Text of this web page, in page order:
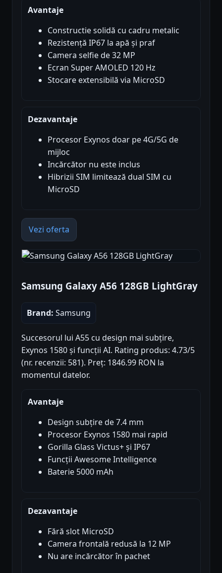
Avantaje
Constructie solidă cu cadru metalic
Rezistență IP67 la apă și praf
Camera selfie de 32 MP
Ecran Super AMOLED 120 Hz
Stocare extensibilă via MicroSD
Dezavantaje
Procesor Exynos doar pe 4G/5G de
mijloc
Incărcător nu este inclus
Hibrizii SIM limitează dual SIM cu
MicroSD
Vezi oferta
Samsung Galaxy A56 128GB LightGray
Brand: Samsung
Succesorul lui A55 cu design mai subțire,
Exynos 1580 și funcții AI. Rating produs: 4.73/5
(nr. recenzii: 581). Preț: 1846.99 RON la
momentul datelor.
Avantaje
Design subțire de 7.4 mm
Procesor Exynos 1580 mai rapid
Gorilla Glass Victus+ și IP67
Funcții Awesome Intelligence
Baterie 5000 mAh
Dezavantaje
Fără slot MicroSD
Camera frontală redusă la 12 MP
Nu are incărcător în pachet